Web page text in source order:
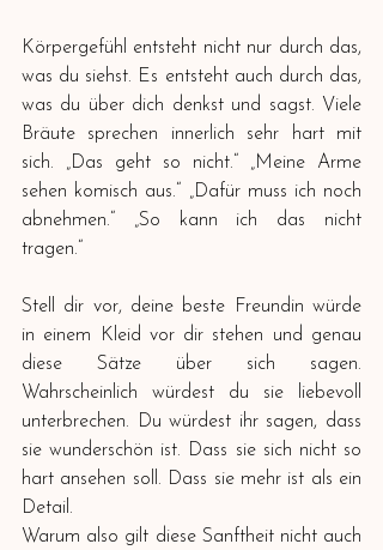
Körpergefühl entsteht nicht nur durch das,
was du siehst. Es entsteht auch durch das,
was du über dich denkst und sagst. Viele
Bräute sprechen innerlich sehr hart mit
sich. „Das geht so nicht.“ „Meine Arme
sehen komisch aus.“ „Dafür muss ich noch
abnehmen.“ „So kann ich das nicht
tragen.“
Stell dir vor, deine beste Freundin würde
in einem Kleid vor dir stehen und genau
diese Sätze über sich sagen.
Wahrscheinlich würdest du sie liebevoll
unterbrechen. Du würdest ihr sagen, dass
sie wunderschön ist. Dass sie sich nicht so
hart ansehen soll. Dass sie mehr ist als ein
Detail.
Warum also gilt diese Sanftheit nicht auch